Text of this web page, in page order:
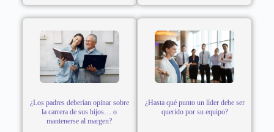
¿Los padres deberían opinar sobre
la carrera de sus hijos… o
mantenerse al margen?
¿Hasta qué punto un líder debe ser
querido por su equipo?